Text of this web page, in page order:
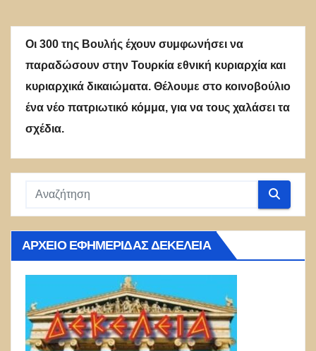
Οι 300 της Βουλής έχουν συμφωνήσει να
παραδώσουν στην Τουρκία εθνική κυριαρχία και
κυριαρχικά δικαιώματα. Θέλουμε στο κοινοβούλιο
ένα νέο πατριωτικό κόμμα, για να τους χαλάσει τα
σχέδια.
ΑΡΧΕΊΟ ΕΦΗΜΕΡΊΔΑΣ ΔΕΚΈΛΕΙΑ